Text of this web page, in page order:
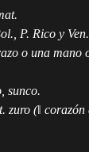
P. Rico y
o una mano
(‖ corazón